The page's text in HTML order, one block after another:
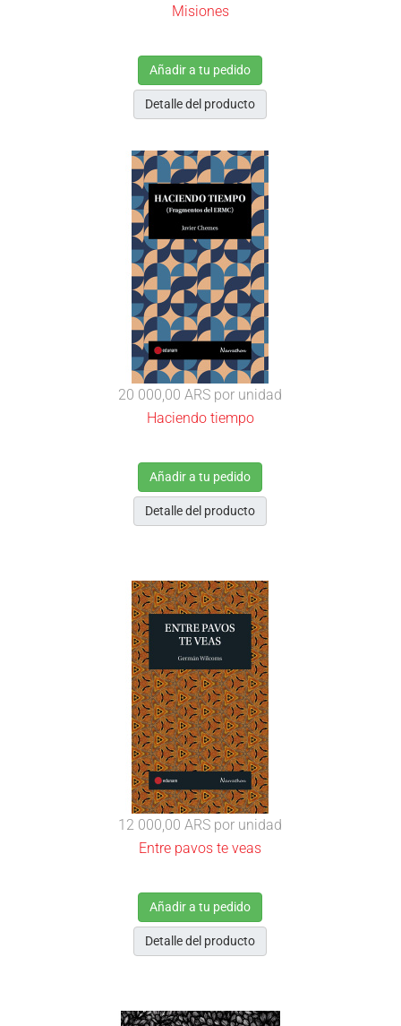
Misiones
Añadir a tu pedido
Detalle del producto
20 000,00 ARS por unidad
Haciendo tiempo
Añadir a tu pedido
Detalle del producto
12 000,00 ARS por unidad
Entre pavos te veas
Añadir a tu pedido
Detalle del producto